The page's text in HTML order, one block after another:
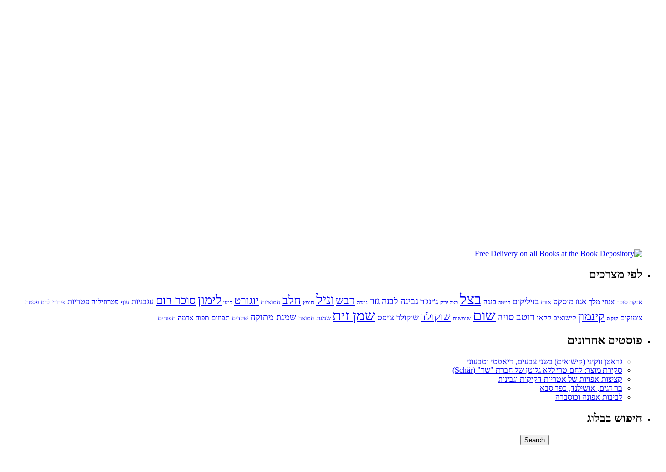
לפי מצרכים
אבקת סוכר אגוזי מלך אגוז מוסקט אורז בזיליקום בטטה בננה בצל בצל ירוק ג'ינג'ר גבינה לבנה גזר גמבה דבש וניל חומץ חלב חמוציות יוגורט כמון לימוןסוכר חום עגבניות עוף פטרוזיליה פטריות פירורי לחם פסטה
צימוקים קוקוס קינמון קישואים קקאו רוטב סויה שום שומשום שוקולד שוקולד צ'יפס שמן זית שמנת חמוצה שמנת מתוקה שקדים תפוזים תפוח אדמה תפוחים
פוסטים אחרונים
גראטן זוקיני (קישואים) בשני צבעים, דיאטטי וטבעוני
סקירת מוצר: לחם טרי ללא גלוטן של חברת "שר" (Schär)
קציצות אפויות של אטריות דקיקות וגבינות
בר דגים, אושילנד, כפר סבא
לביבות אפונה וכוסברה
חיפוש בבלוג